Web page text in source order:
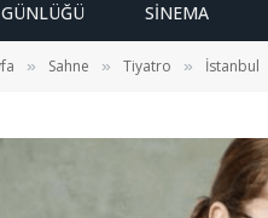
SINEMA
» Sahne » Tiyatro » İstanbul